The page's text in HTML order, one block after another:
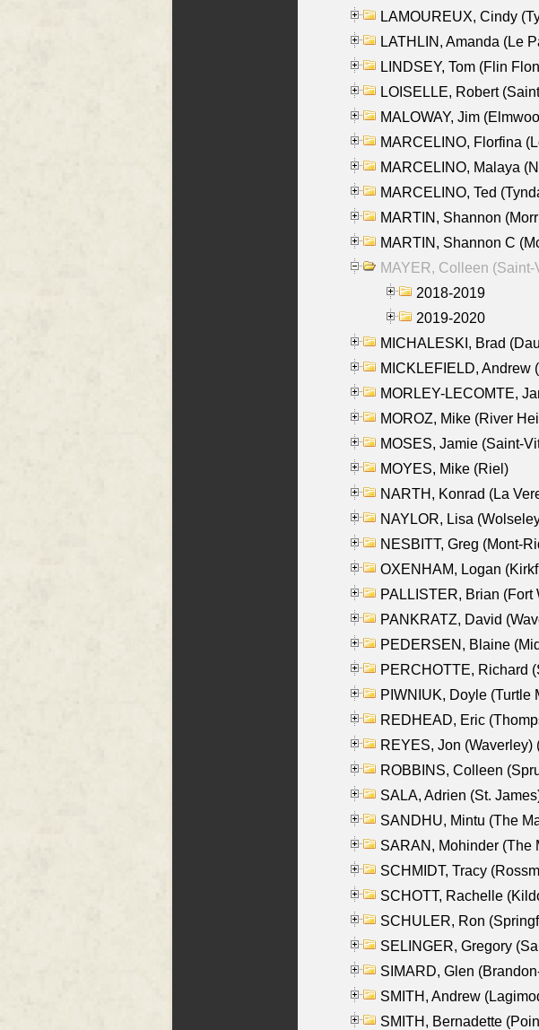
LAMOUREUX, Cindy
LATHLIN, Amanda (Le
LINDSEY, Tom (Flin
LOISELLE, Robert
MALOWAY, Jim
MARCELINO, Florfina
MARCELINO, Malaya
MARCELINO, Ted
MARTIN, Shannon
MARTIN, Shannon C
MAYER, Colleen (Saint-
2018-2019
2019-2020
MICHALESKI, Brad
MICKLEFIELD, Andrew
MORLEY-LECOMTE,
MOROZ, Mike (River
MOSES, Jamie (Saint-
MOYES, Mike (Riel)
NARTH, Konrad (La
NAYLOR, Lisa
NESBITT, Greg (Mont-
OXENHAM, Logan
PALLISTER, Brian (Fort
PANKRATZ, David
PEDERSEN, Blaine
PERCHOTTE, Richard
PIWNIUK, Doyle (Turtle
REDHEAD, Eric
REYES, Jon
ROBBINS, Colleen
SALA, Adrien (St.
SANDHU, Mintu (The
SARAN, Mohinder (The
SCHMIDT, Tracy
SCHOTT, Rachelle
SCHULER, Ron
SELINGER, Gregory
SIMARD, Glen
SMITH, Andrew
SMITH, Bernadette